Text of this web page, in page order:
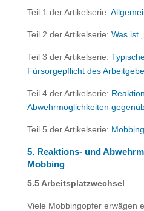
Teil 1 der Artikelserie:
Teil 2 der Artikelserie: Was ist
Teil 3 der Artikelserie:
Fürsorgepflicht des
Teil 4 der Artikelserie:
Abwehrmöglichkeiten
Teil 5 der Artikelserie:
5. Reaktions- und
Mobbing
5.5 Arbeitsplatzwechsel
Viele Mobbingopfer erwägen